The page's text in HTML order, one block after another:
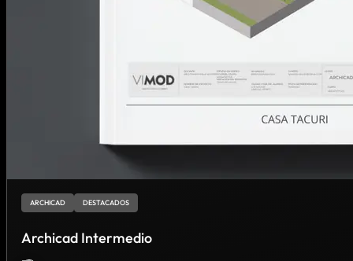
ARCHICAD DESTACADOS
Archicad Intermedio